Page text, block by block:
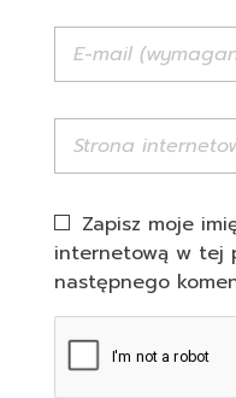
Zapisz moje
internetową w tej
następnego